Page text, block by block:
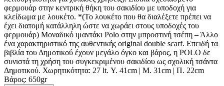
φερμουάρ στην κεντρική θήκη του σακιδίου με υποδοχή για
κλείδωμα με λουκέτο. *(Το λουκέτο που θα διαλέξετε πρέπει να
έχει διατομή κατάλληλη ώστε να χωράει στους υποδοχές του
φερμουάρ) Μοναδικό ιμαντάκι Polo στην μπροστινή τσέπη – Άλλο
ένα χαρακτηριστικό της αυθεντικής original double scarf. Επειδή τα
βιβλία του Δημοτικού έχουν μεγάλο όγκο και βάρος, η POLO δε
συνιστά τη χρήση του συγκεκριμένου σακιδίου ως σχολική τσάντα
Δημοτικού. Χωρητικότητα: 27 lt. Υ. 41cm | Μ. 31cm | Π. 22cm
Βάρος: 650gr